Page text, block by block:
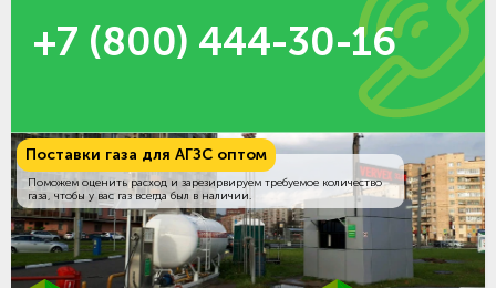
+7 (800) 444-30-16
Поставки газа для АГЗС оптом
Поможем оценить расход и зарезирвируем требуемое количество
газа, чтобы у вас газ всегда был в наличии.